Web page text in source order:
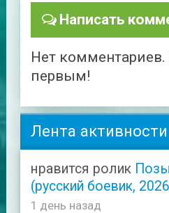
Написать
Нет
первым!
Лента активности
нравится ролик
(русский боевик,
1 день назад